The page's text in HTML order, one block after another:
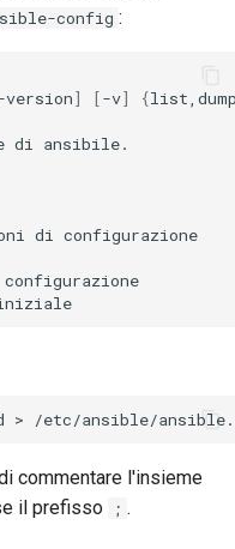
config :
] [-v] {
di ansibile.
di
>
commentare l'insieme
il prefisso
; .